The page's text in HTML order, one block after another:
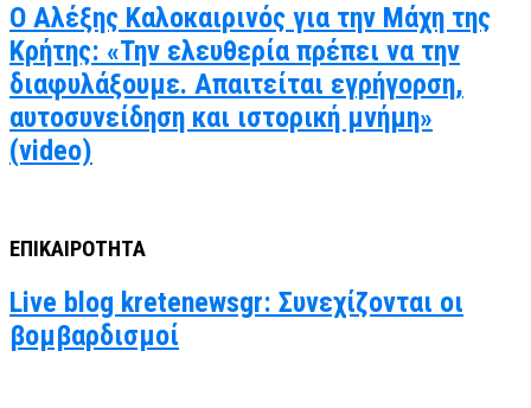
Ο Αλέξης Καλοκαιρινός για την Μάχη της
Κρήτης: «Την ελευθερία πρέπει να την
διαφυλάξουμε. Απαιτείται εγρήγορση,
αυτοσυνείδηση και ιστορική μνήμη»
(video)
ΕΠΙΚΑΙΡΟΤΗΤΑ
Live blog kretenewsgr: Συνεχίζονται οι
βομβαρδισμοί